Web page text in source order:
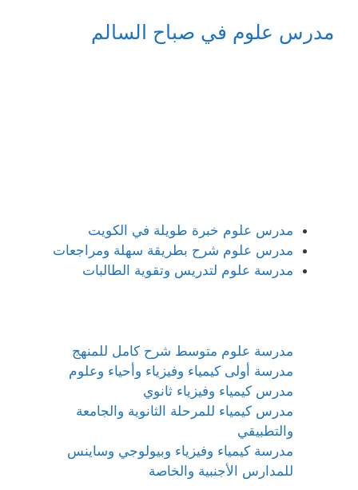
مدرس علوم في صباح السالم
مدرس علوم خبرة طويلة في الكويت
مدرس علوم شرح بطريقة سهلة ومراجعات
مدرسة علوم لتدريس وتقوية الطالبات
مدرسة علوم متوسط شرح كامل للمنهج
مدرسة أولى كيمياء وفيزياء وأحياء وعلوم
مدرس كيمياء وفيزياء ثانوي
مدرس كيمياء للمرحلة الثانوية والجامعة
والتطبيقي
مدرسة كيمياء وفيزياء وبيولوجي وساينس
للمدارس الأجنبية والخاصة